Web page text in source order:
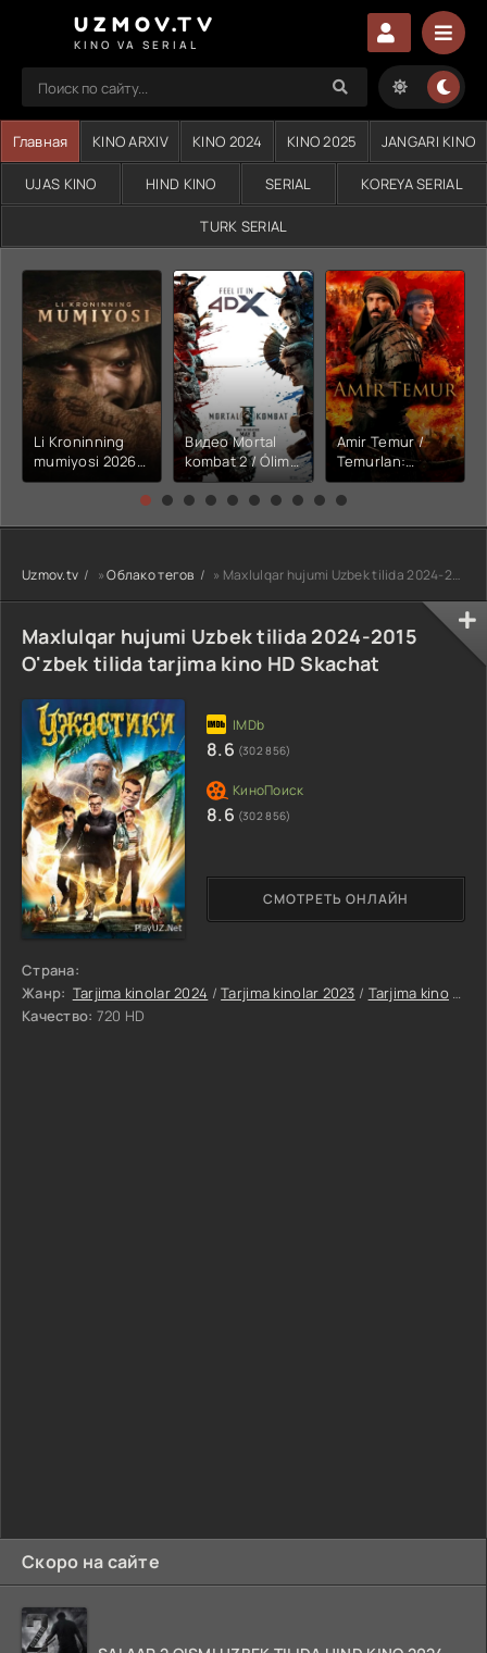
UZMOV.TV
KINO VA SERIAL
Главная KINO ARXIV KINO 2024 KINO 2025 JANGARI KINO
UJAS KINO HIND KINO SERIAL KOREYA SERIAL
TURK SERIAL
Li Kroninning
mumiyosi 2026
(uzbek tilida
kino) tarjima HD
Видео Mortal
kombat 2 / Ólim
jangi 2 (2026)
Uzbek tilida
Amir Temur /
Temurlan:
Fathchining
yuksalishi
tarjima kino Full
HD tas-ix
Скоро на сайте
Uzmov.tv »Облако тегов » Maxlulqar hujumi Uzbek tilida 2024-2015 O'zbek tilida tarjima kino HD Skachat
Maxlulqar hujumi Uzbek tilida 2024-2015
O'zbek tilida tarjima kino HD Skachat
Страна:
Жанр: Tarjima kinolar 2024 /Tarjima kinolar 2023 / Tarjima kino/
Качество: 720 HD
СМОТРЕТЬ ОНЛАЙН
8.6 (302 856)
8.6 (302 856)